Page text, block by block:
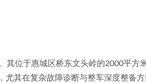
其在复杂故障诊断与整车深度整备方